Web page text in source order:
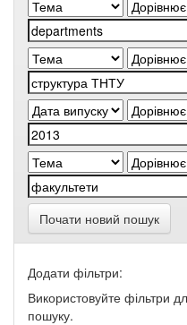
Почати новий пошук
Додати фільтри:
Використовуйте фільтри
пошуку.